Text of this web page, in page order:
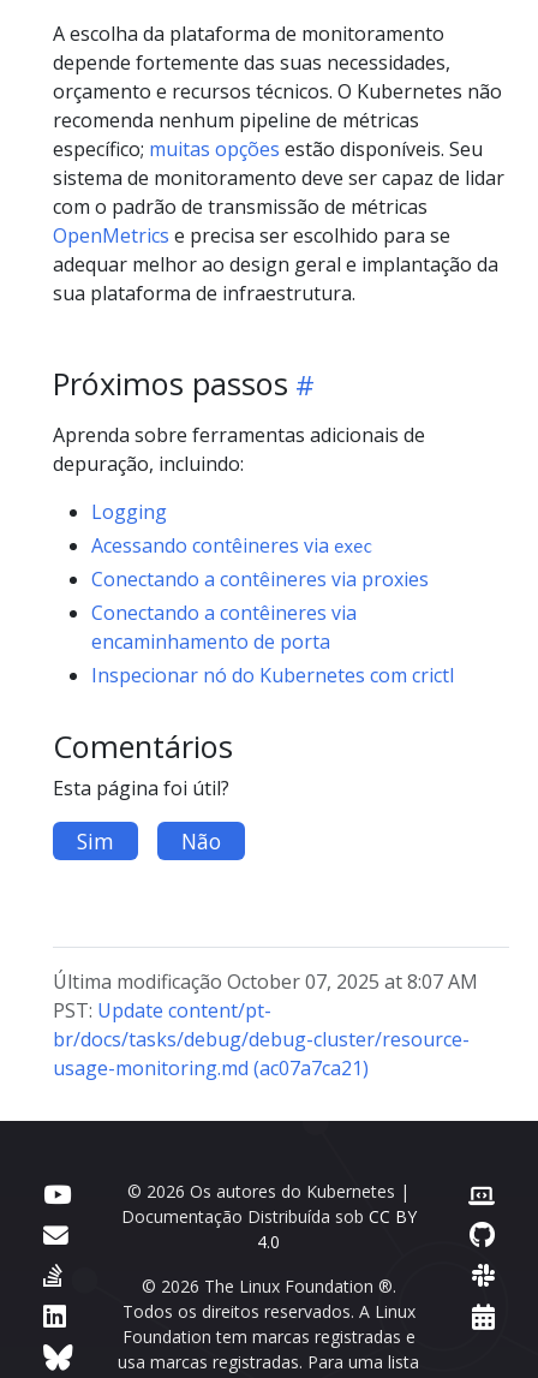
A escolha da plataforma de monitoramento
depende fortemente das suas necessidades,
orçamento e recursos técnicos. O Kubernetes não
recomenda nenhum pipeline de métricas
específico; muitas opções estão disponíveis. Seu
sistema de monitoramento deve ser capaz de lidar
com o padrão de transmissão de métricas
OpenMetrics e precisa ser escolhido para se
adequar melhor ao design geral e implantação da
sua plataforma de infraestrutura.
Próximos passos
Aprenda sobre ferramentas adicionais de
depuração, incluindo:
Logging
Acessando contêineres via exec
Conectando a contêineres via proxies
Conectando a contêineres via
encaminhamento de porta
Inspecionar nó do Kubernetes com crictl
Comentários
Esta página foi útil?
Sim Não
Última modificação October 07, 2025 at 8:07 AM
PST: Update content/pt-
br/docs/tasks/debug/debug-cluster/resource-
usage-monitoring.md (ac07a7ca21)
© 2026 Os autores do Kubernetes |
Documentação Distribuída sob CC BY
4.0
© 2026 The Linux Foundation ®.
Todos os direitos reservados. A Linux
Foundation tem marcas registradas e
usa marcas registradas. Para uma lista